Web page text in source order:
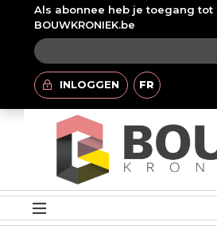
Als abonnee heb je toegang
BOUWKRONIEK.be
INLOGGEN FR